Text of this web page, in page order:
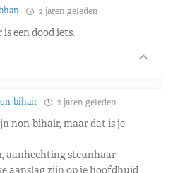
2 jaren geleden
een dood iets.
bihair 2 jaren geleden
non-bihair, maar dat is je
aanhechting steunhaar
aanslag zijn op je hoofdhuid,